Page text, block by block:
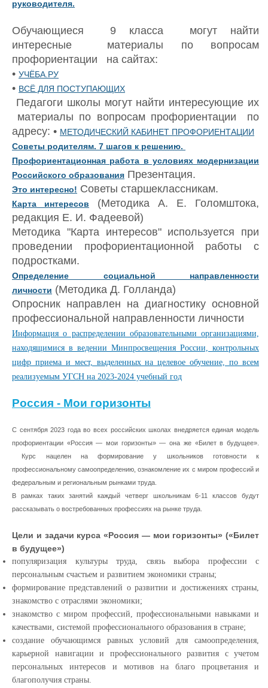
руководителя.
Обучающиеся 9 класса могут найти
интересные материалы по вопросам
профориентации на сайтах:
• УЧЁБА.РУ
• ВСЁ ДЛЯ ПОСТУПАЮЩИХ
Педагоги школы могут найти интересующие их
материалы по вопросам профориентации по
адресу: • МЕТОДИЧЕСКИЙ КАБИНЕТ ПРОФОРИЕНТАЦИИ
Советы родителям. 7 шагов к решению.
Профориентационная работа в условиях модернизации
Российского образования Презентация.
Это интересно! Советы старшеклассникам.
Карта интересов
(Методика А. Е. Голомштока,
редакция Е. И. Фадеевой)
Методика "Карта интересов" используется при
проведении профориентационной работы с
подростками.
Определение социальной направленности
личности (Методика Д. Голланда)
Опросник направлен на диагностику основной
профессиональной направленности личности
Информация о распределении образовательными организациями,
находящимися в ведении Минпросвещения России, контрольных
цифр приема и мест, выделенных на целевое обучение, по всем
реализуемым УГСН на 2023-2024 учебный год
Россия - Мои горизонты
С сентября 2023 года во всех российских школах внедряется единая модель
профориентации «Россия — мои горизонты» — она же «Билет в будущее».
Курс нацелен на формирование у школьников готовности к
профессиональному самоопределению, ознакомление их с миром профессий и
федеральным и региональным рынками труда.
В рамках таких занятий каждый четверг школьникам 6-11 классов будут
рассказывать о востребованных профессиях на рынке труда.
Цели и задачи курса «Россия — мои горизонты» («Билет
в будущее»)
популяризация культуры труда, связь выбора профессии с
персональным счастьем и развитием экономики страны;
формирование представлений о развитии и достижениях страны,
знакомство с отраслями экономики;
знакомство с миром профессий, профессиональными навыками и
качествами, системой профессионального образования в стране;
создание обучающимся равных условий для самоопределения,
карьерной навигации и профессионального развития с учетом
персональных интересов и мотивов на благо процветания и
благополучия страны.